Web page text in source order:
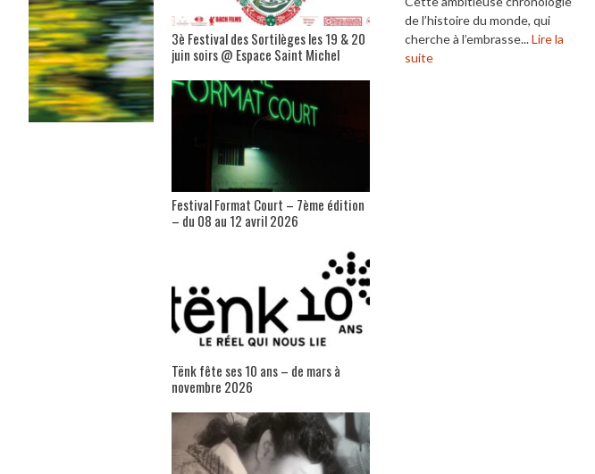
de l’histoire du monde, qui
cherche à l’embrasse...Lire la
suite
3è Festival des Sortilèges les 19 & 20
juin soirs @ Espace Saint Michel
Festival Format Court – 7ème édition
– du 08 au 12 avril 2026
Tënk fête ses 10 ans – de mars à
novembre 2026